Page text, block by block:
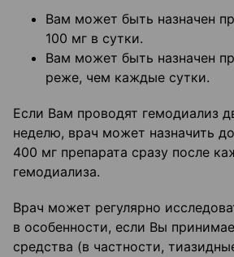
Вам может быть назначен
100 мг в сутки.
Вам может быть назначен
реже, чем каждые сутки.
Если Вам проводят гемодиализ
неделю, врач может назначить
400 мг препарата сразу после
гемодиализа.
Врач может регулярно
в особенности, если Вы
средства (в частности,